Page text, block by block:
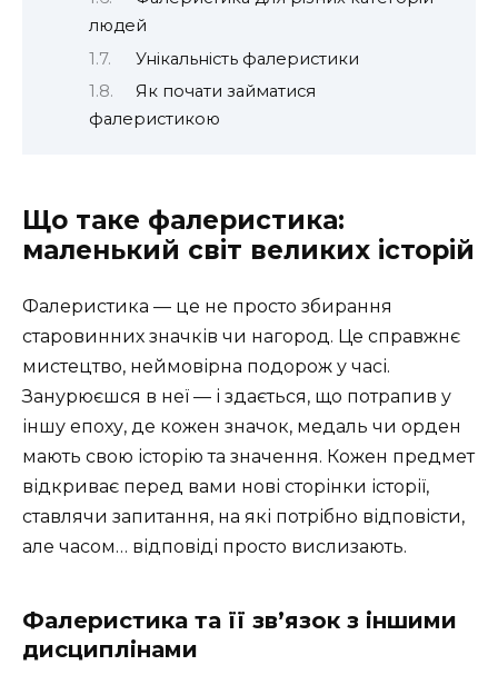
людей
Унікальність фалеристики
Як почати займатися
фалеристикою
Що таке фалеристика:
маленький світ великих історій
Фалеристика — це не просто збирання
старовинних значків чи нагород. Це справжнє
мистецтво, неймовірна подорож у часі.
Занурюєшся в неї — і здається, що потрапив у
іншу епоху, де кожен значок, медаль чи орден
мають свою історію та значення. Кожен предмет
відкриває перед вами нові сторінки історії,
ставлячи запитання, на які потрібно відповісти,
але часом… відповіді просто вислизають.
Фалеристика та її зв’язок з іншими
дисциплінами